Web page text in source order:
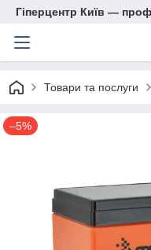
Гіперцентр Київ —
Товари та послуги
–5%